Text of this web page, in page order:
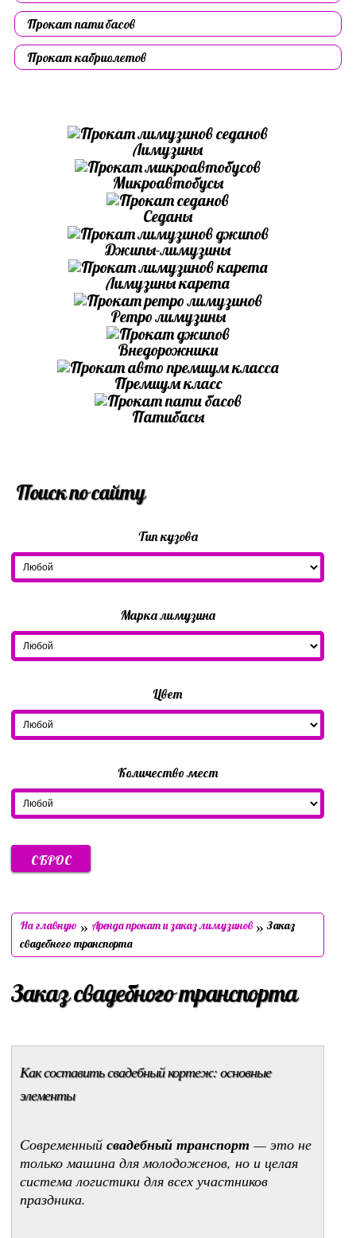
Прокат пати басов
Прокат кабриолетов
Лимузины
Микроавтобусы
Седаны
Джипы-лимузины
Лимузины карета
Ретро лимузины
Внедорожники
Премиум класс
Патибасы
Поиск по сайту
Тип кузова
Марка лимузина
Цвет
Количество мест
СБРОС
На главную » Аренда прокат и заказ лимузинов » Заказ
свадебного транспорта
Заказ свадебного транспорта
Как составить свадебный кортеж: основные
элементы
Современный свадебный транспорт — это не
только машина для молодоженов, но и целая
система логистики для всех участников
праздника.